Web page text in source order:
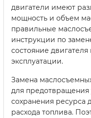
двигатели имеют
мощность и объем
правильные
инструкции по
состояние
эксплуатации.
Замена
для предотвращения
сохранения ресурса
расхода топлива.